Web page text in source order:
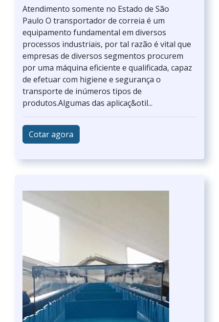
Atendimento somente no Estado de São
Paulo O transportador de correia é um
equipamento fundamental em diversos
processos industriais, por tal razão é vital que
empresas de diversos segmentos procurem
por uma máquina eficiente e qualificada, capaz
de efetuar com higiene e segurança o
transporte de inúmeros tipos de
produtos.Algumas das aplicaç&otil...
Cotar agora